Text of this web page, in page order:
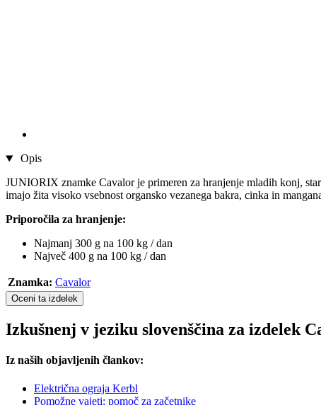
Opis
JUNIORIX znamke Cavalor je primeren za hranjenje mladih konj,
imajo žita visoko vsebnost organsko vezanega bakra, cinka in
Priporočila za hranjenje:
Najmanj 300 g na 100 kg / dan
Največ 400 g na 100 kg / dan
Znamka: Cavalor
Oceni ta izdelek
Izkušnenj v jeziku slovenščina za izdelek
Iz naših objavljenih člankov:
Električna ograja Kerbl
Pomožne vajeti: pomoč za začetnike